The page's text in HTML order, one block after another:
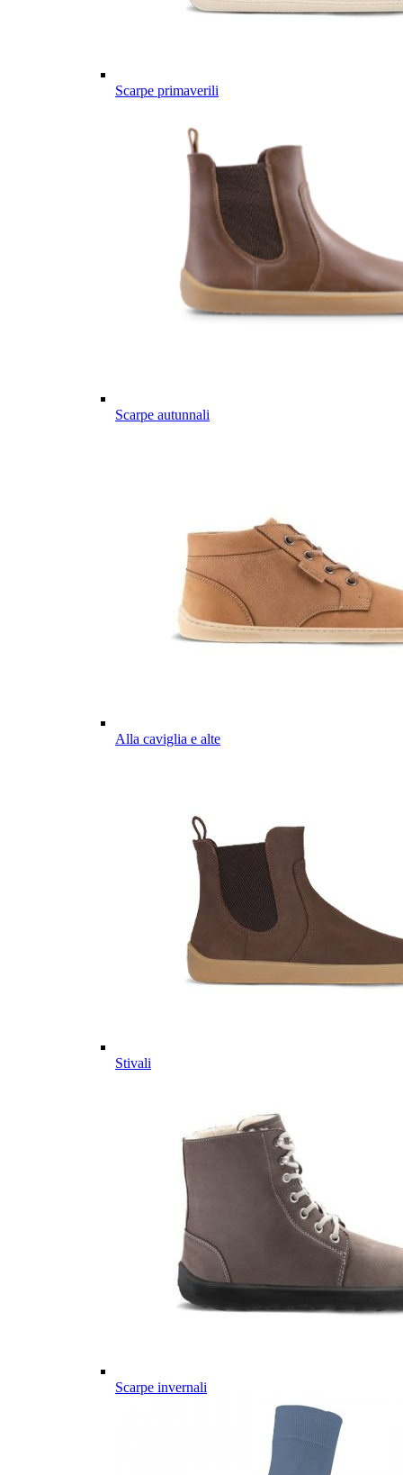
Scarpe primaverili
Scarpe autunnali
Alla caviglia e alte
Stivali
Scarpe invernali